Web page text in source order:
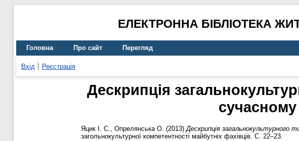
ЕЛЕКТРОННА БІБЛІОТЕКА
Головна Про сайт Перегляд
Вхід Реєстрація
Дескрипція
сучасному
Яцик І. С., Опрелянська О. (2013)Дескрипція загальнокультурного
загольнокультурної компетентності майбутніх фахівців. С. 22–23.